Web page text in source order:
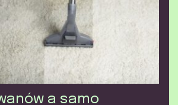
a samo